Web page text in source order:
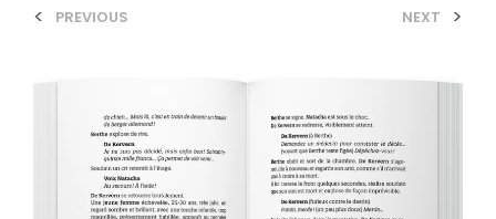
< PREVIOUS NEXT >